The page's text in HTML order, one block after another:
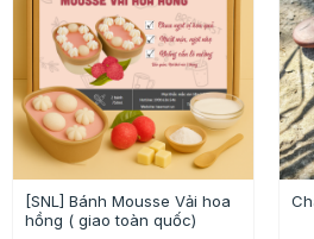
[SNL] Bánh Mousse Vải hoa
hồng ( giao toàn quốc)